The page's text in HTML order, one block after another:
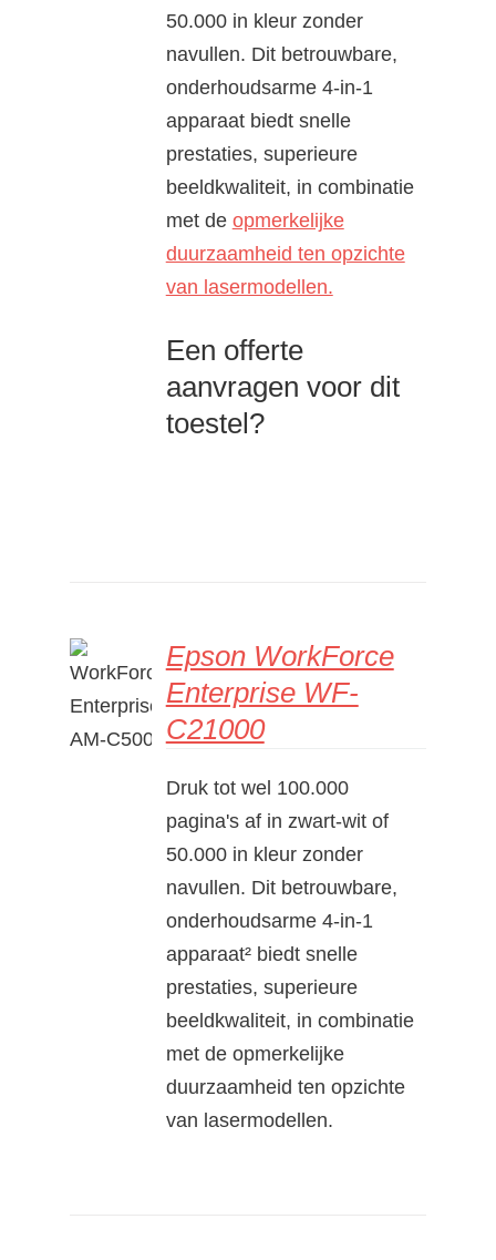
50.000 in kleur zonder
navullen. Dit betrouwbare,
onderhoudsarme 4-in-1
apparaat biedt snelle
prestaties, superieure
beeldkwaliteit, in combinatie
met de opmerkelijke
duurzaamheid ten opzichte
van lasermodellen.
Een offerte
aanvragen voor dit
toestel?
DETAILS
Epson WorkForce
Enterprise WF-
C21000
Druk tot wel 100.000
pagina's af in zwart-wit of
50.000 in kleur zonder
navullen. Dit betrouwbare,
onderhoudsarme 4-in-1
apparaat² biedt snelle
prestaties, superieure
beeldkwaliteit, in combinatie
met de opmerkelijke
duurzaamheid ten opzichte
van lasermodellen.